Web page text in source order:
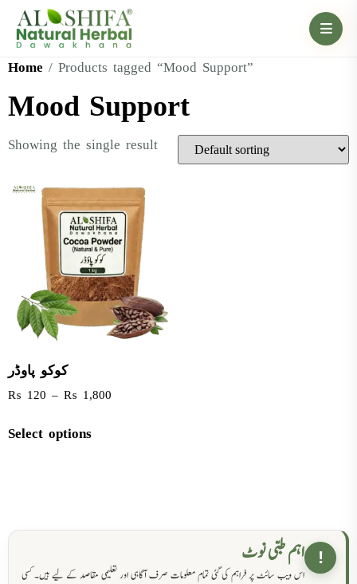
Home / Products tagged “Mood Support”
Mood Support
Showing the single result
کوکو پاوڈر
₨ 120 – ₨ 1,800
Select options
! اہم طبی نوٹ
اس ویب سائٹ پر فراہم کی گئی تمام معلومات صرف آگاہی اور تعلیمی مقاصد کے لیے ہیں۔ کسی